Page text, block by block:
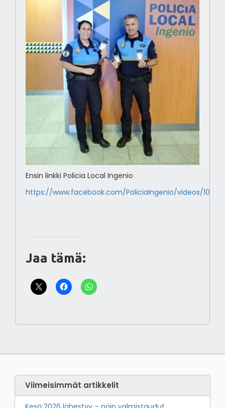
Ensin linkki Policia Local Ingenio
https://www.facebook.com/PoliciaIngenio/videos/
Jaa tämä:
Viimeisimmät artikkelit